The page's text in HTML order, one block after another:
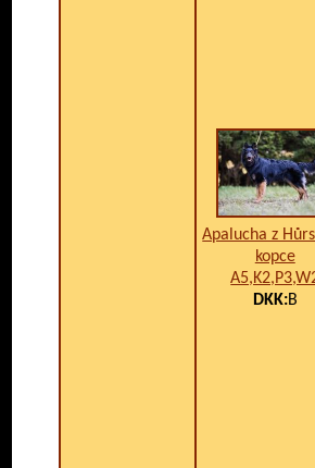
Apalucha z
kopce
DKK:B